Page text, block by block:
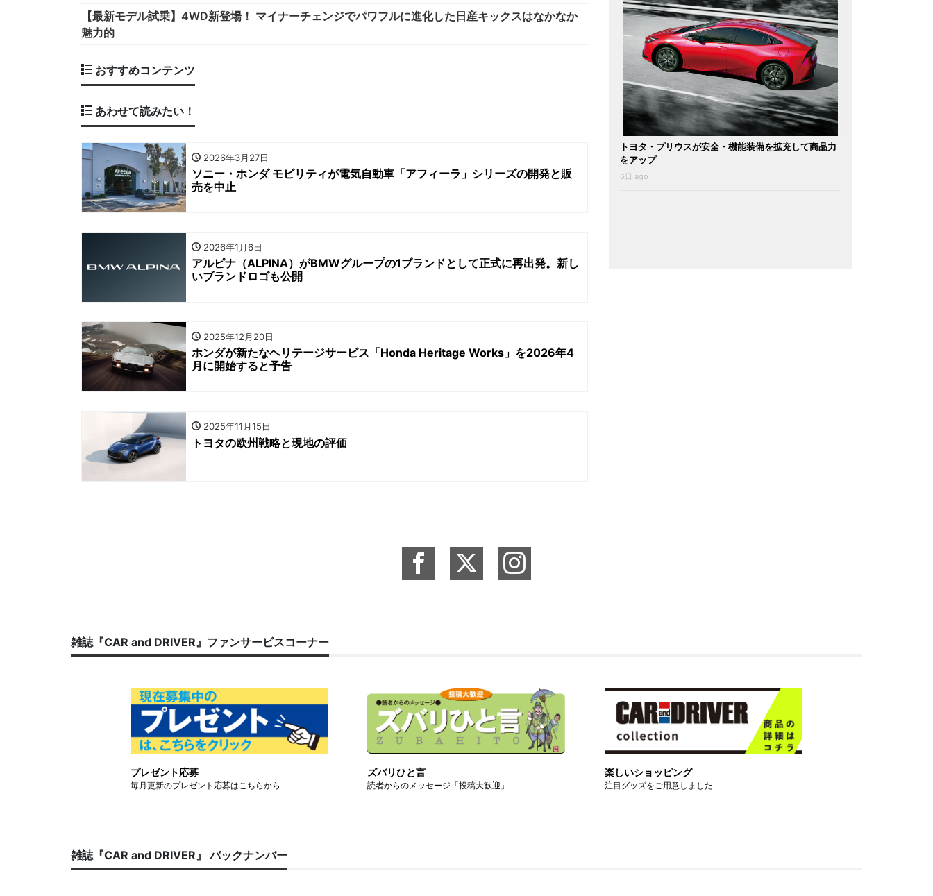
【最新モデル試乗】4WD新登場！ マイナーチェンジでパワフルに進化した日産キックスはなかなか
魅力的
おすすめコンテンツ
あわせて読みたい！
2026年3月27日
ソニー・ホンダ モビリティが電気自動車「アフィーラ」シリーズの開発と販
売を中止
2026年1月6日
アルピナ（ALPINA）がBMWグループの1ブランドとして正式に再出発。新し
いブランドロゴも公開
2025年12月20日
ホンダが新たなヘリテージサービス「Honda Heritage Works」を2026年4
月に開始すると予告
2025年11月15日
トヨタの欧州戦略と現地の評価
トヨタ・プリウスが安全・機能装備を拡充して商品力
をアップ
6日 ago
雑誌『CAR and DRIVER』ファンサービスコーナー
プレゼント応募
毎月更新のプレゼント応募はこちらから
ズバリひと言
読者からのメッセージ「投稿大歓迎」
楽しいショッピング
注目グッズをご用意しました
雑誌『CAR and DRIVER』 バックナンバー